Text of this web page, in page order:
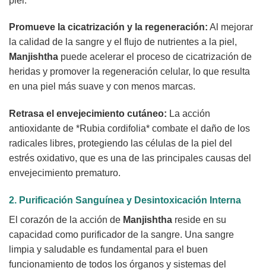
Promueve la cicatrización y la regeneración: Al mejorar
la calidad de la sangre y el flujo de nutrientes a la piel,
Manjishtha puede acelerar el proceso de cicatrización de
heridas y promover la regeneración celular, lo que resulta
en una piel más suave y con menos marcas.
Retrasa el envejecimiento cutáneo: La acción
antioxidante de *Rubia cordifolia* combate el daño de los
radicales libres, protegiendo las células de la piel del
estrés oxidativo, que es una de las principales causas del
envejecimiento prematuro.
2. Purificación Sanguínea y Desintoxicación Interna
El corazón de la acción de Manjishtha reside en su
capacidad como purificador de la sangre. Una sangre
limpia y saludable es fundamental para el buen
funcionamiento de todos los órganos y sistemas del